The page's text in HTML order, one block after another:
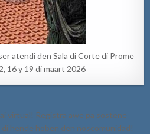
atendi den Sala di Corte di Prome
16 y 19 di maart 2026
virtual! Registra awe pa sostene
hende hoben den noscomunidad!